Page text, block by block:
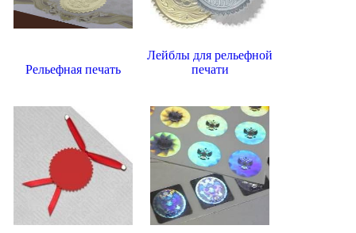
Рельефная печать
Лейблы для рельефной
печати